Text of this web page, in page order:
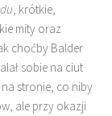
, krótkie,
mity oraz
choćby Balder
sobie na ciut
stronie, co niby
ale przy okazji